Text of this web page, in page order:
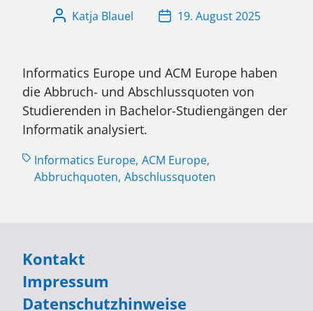
Katja Blauel 19. August 2025
Informatics Europe und ACM Europe haben
die Abbruch- und Abschlussquoten von
Studierenden in Bachelor-Studiengängen der
Informatik analysiert.
Informatics Europe, ACM Europe,
Abbruchquoten, Abschlussquoten
Kontakt
Impressum
Datenschutzhinweise